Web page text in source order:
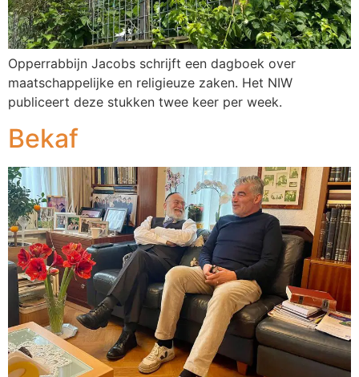
Opperrabbijn Jacobs schrijft een dagboek over
maatschappelijke en religieuze zaken. Het NIW
publiceert deze stukken twee keer per week.
Bekaf